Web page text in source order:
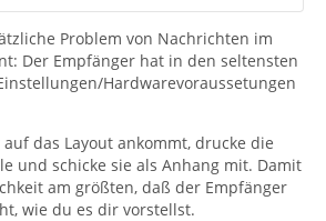
Problem von Nachrichten im
Der Empfänger hat in den seltensten
Hardwarevoraussetungen
das Layout ankommt, drucke die
und schicke sie als Anhang mit. Damit
am größten, daß der Empfänger
wie du es dir vorstellst.